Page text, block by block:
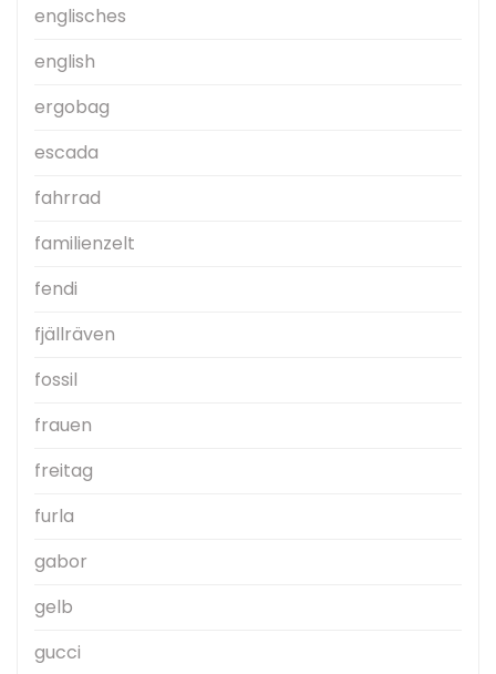
englisches
english
ergobag
escada
fahrrad
familienzelt
fendi
fjällräven
fossil
frauen
freitag
furla
gabor
gelb
gucci